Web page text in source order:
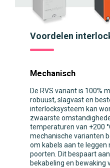
Voordelen
Mechanisch
De RVS variant is 100%
robuust, slagvast en
interlocksysteem kan
zwaarste
temperaturen van +200
mechanische varianten
om kabels aan te leggen
poorten. Dit bespaart
bekabeling en bewaking